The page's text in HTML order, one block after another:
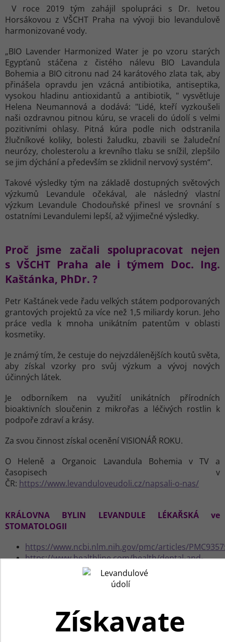
V roce 2019 tým zahájil spolupráci s Dr. Ivetou
Horsákovou z VŠCHT Praha na vývoji bio levandulově
harmonizované vody.
„BIO Lavender Harmonized Water je po vzoru starých
Egypťanů stáčena z čistého nálevu BIO Lavandula
Bohemia a BIO citronu nad 24 karátového zlata tak, aby
přinášela opravdu jen vzácná antibiotika, antiseptika,
vysokou hladinu antioxidantů a antibiotik, " vysvětluje
Helena Neumannová a dodává: "Lidé, kteří vyzkoušeli
naši ozdravnou pitnou kúru, se vraceli do údolí s velmi
pozitivními ohlasy. Pitná kúra podle nich odstranila
žlučníkové koliky, bolesti žaludku, zbavili se žaludeční
neurózy, cholesterolu a krevního tlaku se snížil, zlepšilo
se jim dýchání a především se zklidnil nervový systém“.
Takové výsledky tým na základě dostupných světových
výzkumů Levandule očekával, ale následný vlastní
výzkum Levandule Chodouňské přinesl ve srovnání s
ostatními Levandulemi lepší, až výjimečné výsledky.
Proč jsme začali spolupracovat nejen
s VŠCHT Praha ale i týmem Doc. Ing.
Kaštánka, PhDr. ?
Petr Kaštánek vede řadu velkých státem podporovaných
grantových projektů za více než 1,5 miliardy korun. Jeho
práce vedla k mnoha unikátním patentům v oblasti
kosmetiky.
Je známý tím, že cestuje do nejvzdálenějších koutů světa,
aby získal vzorky pro svůj výzkum a vývoj nových
účinných látek.
Je odborníkem na využití unikátních přírodních
bioaktivních sloučenin z mikrořas a léčivých rostlin k
podpoře zdraví a krásy.
Za svou činnost získal ocenění VISIONÁŘ ROKU.
O Heleně a Organoic Lavandula Bohemia v TV a
časopisech v
ČR: https://www.levanduloveudoli.cz/napsali-o-nas/
KRÁLOVNA BYLIN LEVANDULE LÉKAŘSKÁ ve
STOMATOLOGII
https://www.ncbi.nlm.nih.gov/pmc/articles/
https://www.healthline.com/health/dental-and-
oral-health/essential-oils-for-toothache
Výzkum alžírské levandule v léčbě rakoviny a
Prokázané účinky LevandulaAngustifolia v léčbě
rakoviny prostaty – klinická studie dokončena
Vhodný extrakt levandule Angustifolia inhibuje
Získavate